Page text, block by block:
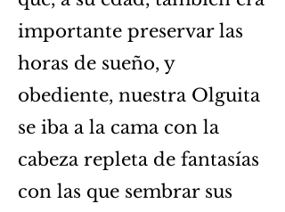
importante preservar las
horas de sueño, y
obediente, nuestra Olguita
se iba a la cama con la
cabeza repleta de fantasías
con las que sembrar sus